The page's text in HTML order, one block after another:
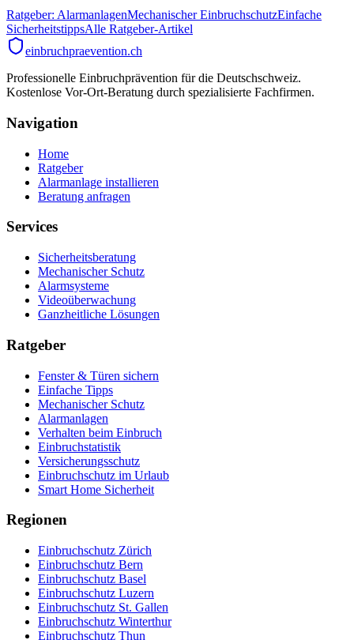
Ratgeber: AlarmanlagenMechanischer EinbruchschutzEinfache
SicherheitstippsAlle Ratgeber-Artikel
einbruchpraevention.ch
Professionelle Einbruchprävention für die Deutschschweiz.
Kostenlose Vor-Ort-Beratung durch spezialisierte Fachfirmen.
Navigation
Home
Ratgeber
Alarmanlage installieren
Beratung anfragen
Services
Sicherheitsberatung
Mechanischer Schutz
Alarmsysteme
Videoüberwachung
Ganzheitliche Lösungen
Ratgeber
Fenster & Türen sichern
Einfache Tipps
Mechanischer Schutz
Alarmanlagen
Verhalten beim Einbruch
Einbruchstatistik
Versicherungsschutz
Einbruchschutz im Urlaub
Smart Home Sicherheit
Regionen
Einbruchschutz Zürich
Einbruchschutz Bern
Einbruchschutz Basel
Einbruchschutz Luzern
Einbruchschutz St. Gallen
Einbruchschutz Winterthur
Einbruchschutz Thun